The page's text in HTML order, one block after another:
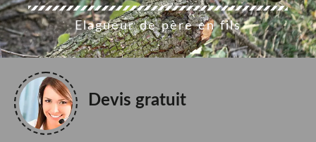
Elagueur de père en fils
Devis gratuit